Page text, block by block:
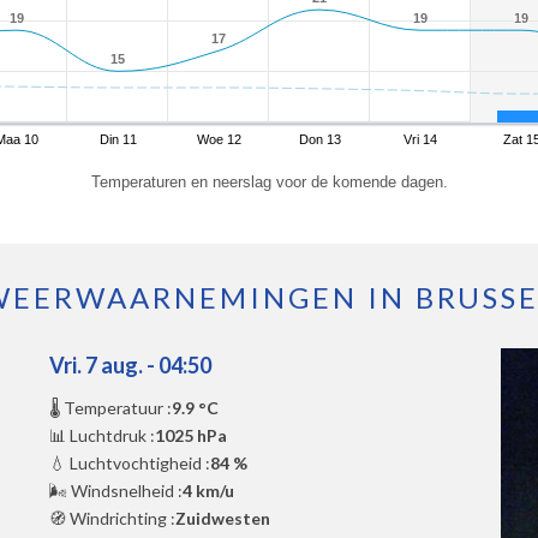
19
19
15
15
17
17
19
19 19
19
10 Din 11 Woe 12 Don 13 Vri 14 Zat
Temperaturen en neerslag voor de komende dagen.
IN
Vri. 7 aug. - 04:50
🌡️ Temperatuur :9.9 °C
📊 Luchtdruk :1025 hPa
💧 Luchtvochtigheid :84 %
🌬️ Windsnelheid :4 km/u
🧭 Windrichting :Zuidwesten